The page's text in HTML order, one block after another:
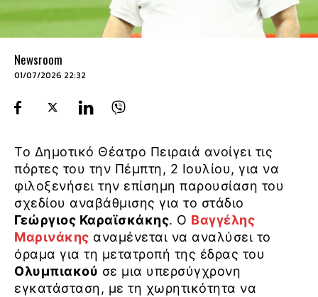
Newsroom
01/07/2026 22:32
Το Δημοτικό Θέατρο Πειραιά ανοίγει τις
πόρτες του την Πέμπτη, 2 Ιουλίου, για να
φιλοξενήσει την επίσημη παρουσίαση του
σχεδίου αναβάθμισης για το στάδιο
Γεώργιος Καραϊσκάκης. Ο Βαγγέλης
Μαρινάκης αναμένεται να αναλύσει το
όραμα για τη μετατροπή της έδρας του
Ολυμπιακού σε μια υπερσύγχρονη
εγκατάσταση, με τη χωρητικότητα να